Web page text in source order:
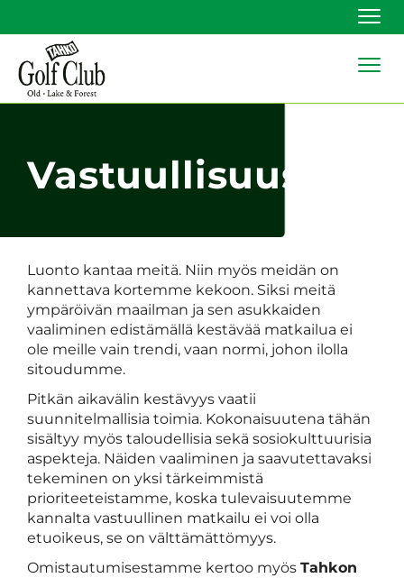
Vastuullisuus
Luonto kantaa meitä. Niin myös meidän on
kannettava kortemme kekoon. Siksi meitä
ympäröivän maailman ja sen asukkaiden
vaaliminen edistämällä kestävää matkailua ei
ole meille vain trendi, vaan normi, johon ilolla
sitoudumme.
Pitkän aikavälin kestävyys vaatii
suunnitelmallisia toimia. Kokonaisuutena tähän
sisältyy myös taloudellisia sekä sosiokulttuurisia
aspekteja. Näiden vaaliminen ja saavutettavaksi
tekeminen on yksi tärkeimmistä
prioriteeteistamme, koska tulevaisuutemme
kannalta vastuullinen matkailu ei voi olla
etuoikeus, se on välttämättömyys.
Omistautumisestamme kertoo myös Tahkon